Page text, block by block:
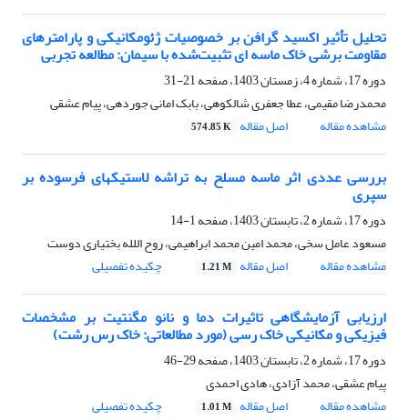
تحلیل تأثیر اکسید گرافن بر خصوصیات ژئومکانیکی و پارامترهای
مقاومت برشی خاک ماسه ای تثبیت‌شده با سیمان: مطالعه تجربی
دوره 17، شماره 4، زمستان 1403، صفحه
21-31
محمدرضا مقیمی، عطا جعفری شالکوهی، بابک امانی جوردهی، پیام عشقی
مشاهده مقاله
اصل مقاله 574.85 K
بررسی عددی اثر ماسه مسلح به تراشه لاستیکهای فرسوده بر
سپری
دوره 17، شماره 2، تابستان 1403، صفحه
1-14
مسعود عامل سخی، محمد امین محمد ابراهیمی، روح اللله بختیاری دوست
مشاهده مقاله
اصل مقاله 1.21 M چکیده تفصیلی
ارزیابی آزمایشگاهی تاثیرات دما و نانو مگنتیت بر مشخصات
فیزیکی و مکانیکی خاک رسی (مورد مطالعاتی: خاک رس رشت)
دوره 17، شماره 2، تابستان 1403، صفحه
29-46
پیام عشقی، محمد آزادی، هادی احمدی
مشاهده مقاله
اصل مقاله 1.01 M چکیده تفصیلی